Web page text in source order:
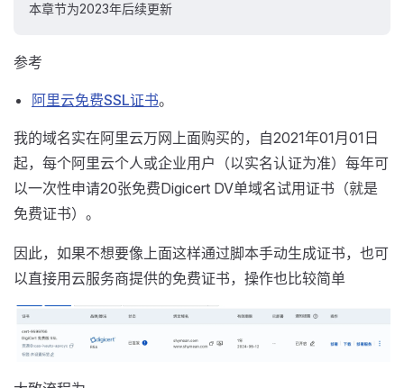
本章节为2023年后续更新
参考
阿里云免费SSL证书。
我的域名实在阿里云万网上面购买的，自2021年01月01日
起，每个阿里云个人或企业用户（以实名认证为准）每年可
以一次性申请20张免费Digicert DV单域名试用证书（就是
免费证书）。
因此，如果不想要像上面这样通过脚本手动生成证书，也可
以直接用云服务商提供的免费证书，操作也比较简单